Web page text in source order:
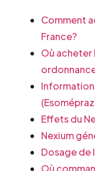
Comment
France?
Où acheter
Effets du
Nexium
Dosage de
Où